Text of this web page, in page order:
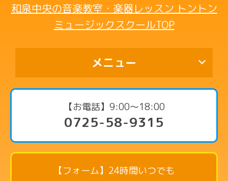
和泉中央の音楽教室・楽器レッスン トントン
ミュージックスクールTOP
メニュー
代表挨拶
コース・料金案内
ピアノコース
リトミックコース
【お電話】9:00〜18:00
0725-58-9315
【フォーム】24時間いつでも